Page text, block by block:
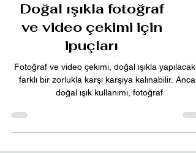
Doğal ışıkla fotoğraf
ve video çekimi için
ipuçları
Fotoğraf ve video çekimi, doğal ışıkla